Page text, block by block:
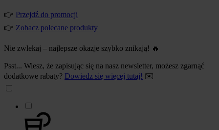
👉 Przejdź do promocji
👉 Zobacz polecane produkty
Nie zwlekaj – najlepsze okazje szybko znikają! 🔥
Psst... Wiesz, że zapisując się na nasz newsletter, możesz zgarnąć
dodatkowe rabaty? Dowiedz się więcej tutaj! ✉️